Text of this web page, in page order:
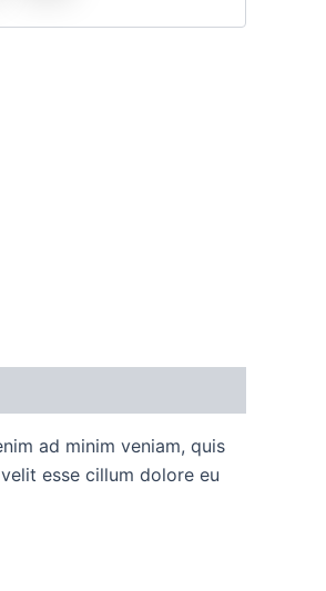
ad minim veniam, quis
esse cillum dolore eu